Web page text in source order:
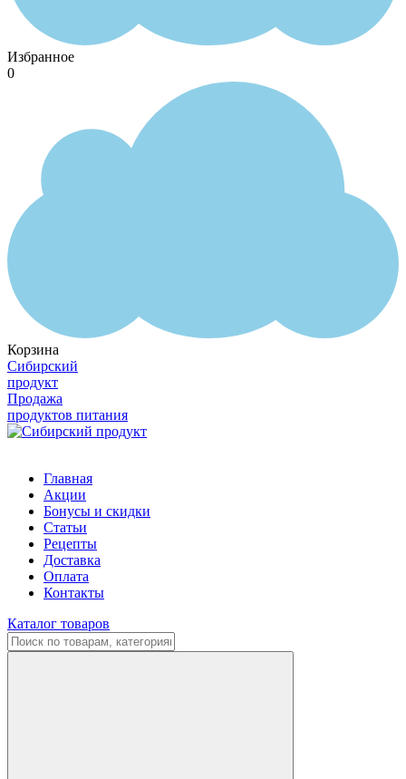
Избранное
0
Корзина
Сибирский
продукт
Продажа
продуктов питания
Главная
Акции
Бонусы и скидки
Статьи
Рецепты
Доставка
Оплата
Контакты
Каталог товаров